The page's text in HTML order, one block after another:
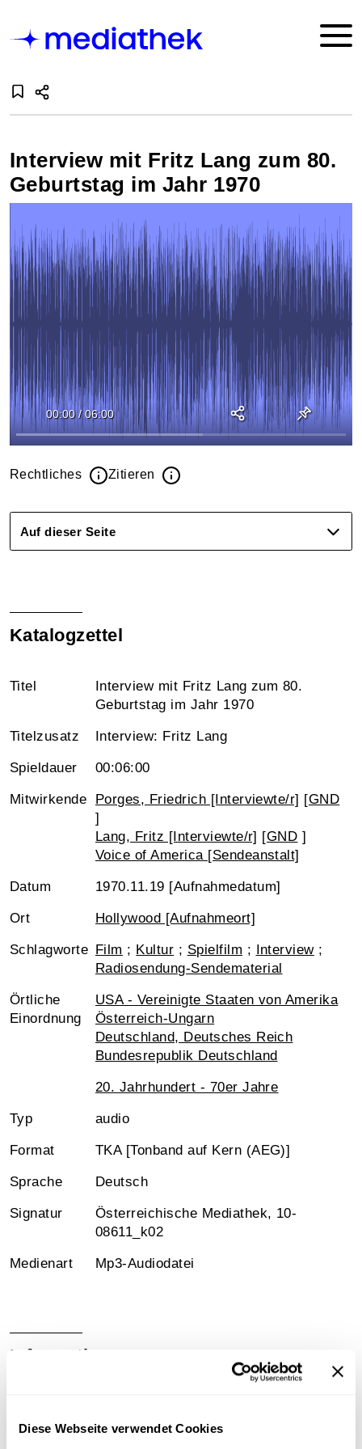
Diese Webseite verwendet Cookies
Interview mit Fritz Lang zum 80.
Geburtstag im Jahr 1970
00:00 / 06:00
Rechtliches Zitieren
Auf dieser Seite
Katalogzettel
Titel
Interview mit Fritz Lang zum 80.
Geburtstag im Jahr 1970
Titelzusatz Interview: Fritz Lang
Spieldauer 00:06:00
Mitwirkende Porges, Friedrich [Interviewte/r] [GND
]
Lang, Fritz [Interviewte/r] [GND ]
Voice of America [Sendeanstalt]
Datum 1970.11.19 [Aufnahmedatum]
Ort Hollywood [Aufnahmeort]
Schlagworte Film ; Kultur ; Spielfilm ; Interview;
Radiosendung-Sendematerial
Örtliche
Einordnung
USA - Vereinigte Staaten von Amerika
Österreich-Ungarn
Deutschland, Deutsches Reich
Bundesrepublik Deutschland
20. Jahrhundert - 70er Jahre
Typ audio
Format TKA [Tonband auf Kern (AEG)]
Sprache Deutsch
Signatur
Österreichische Mediathek, 10-
08611_k02
Medienart Mp3-Audiodatei
Information
Sammlung Aufnahmen des "United States Information